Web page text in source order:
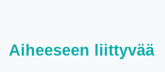
Aiheeseen liittyvää